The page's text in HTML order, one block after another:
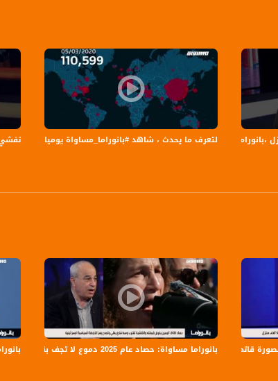
لتعرف ما يحدث ، شاهد #بانوراما_مساواة يوميا الساعة 21:00 بتوقيت القدس،بانوراما مساواة
بانوراما مساواة: حصاد عام 2025 دموع لا تجف بنار الجريمة و اليمين يفرض قبضته والفاشية تقترب